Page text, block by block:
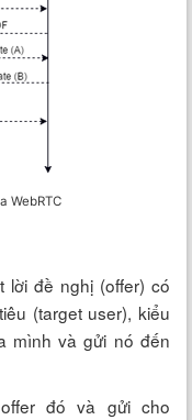
WebRTC
lời đề nghị (offer) có
(target user), kiểu
mình và gửi nó đến
đó và gửi cho